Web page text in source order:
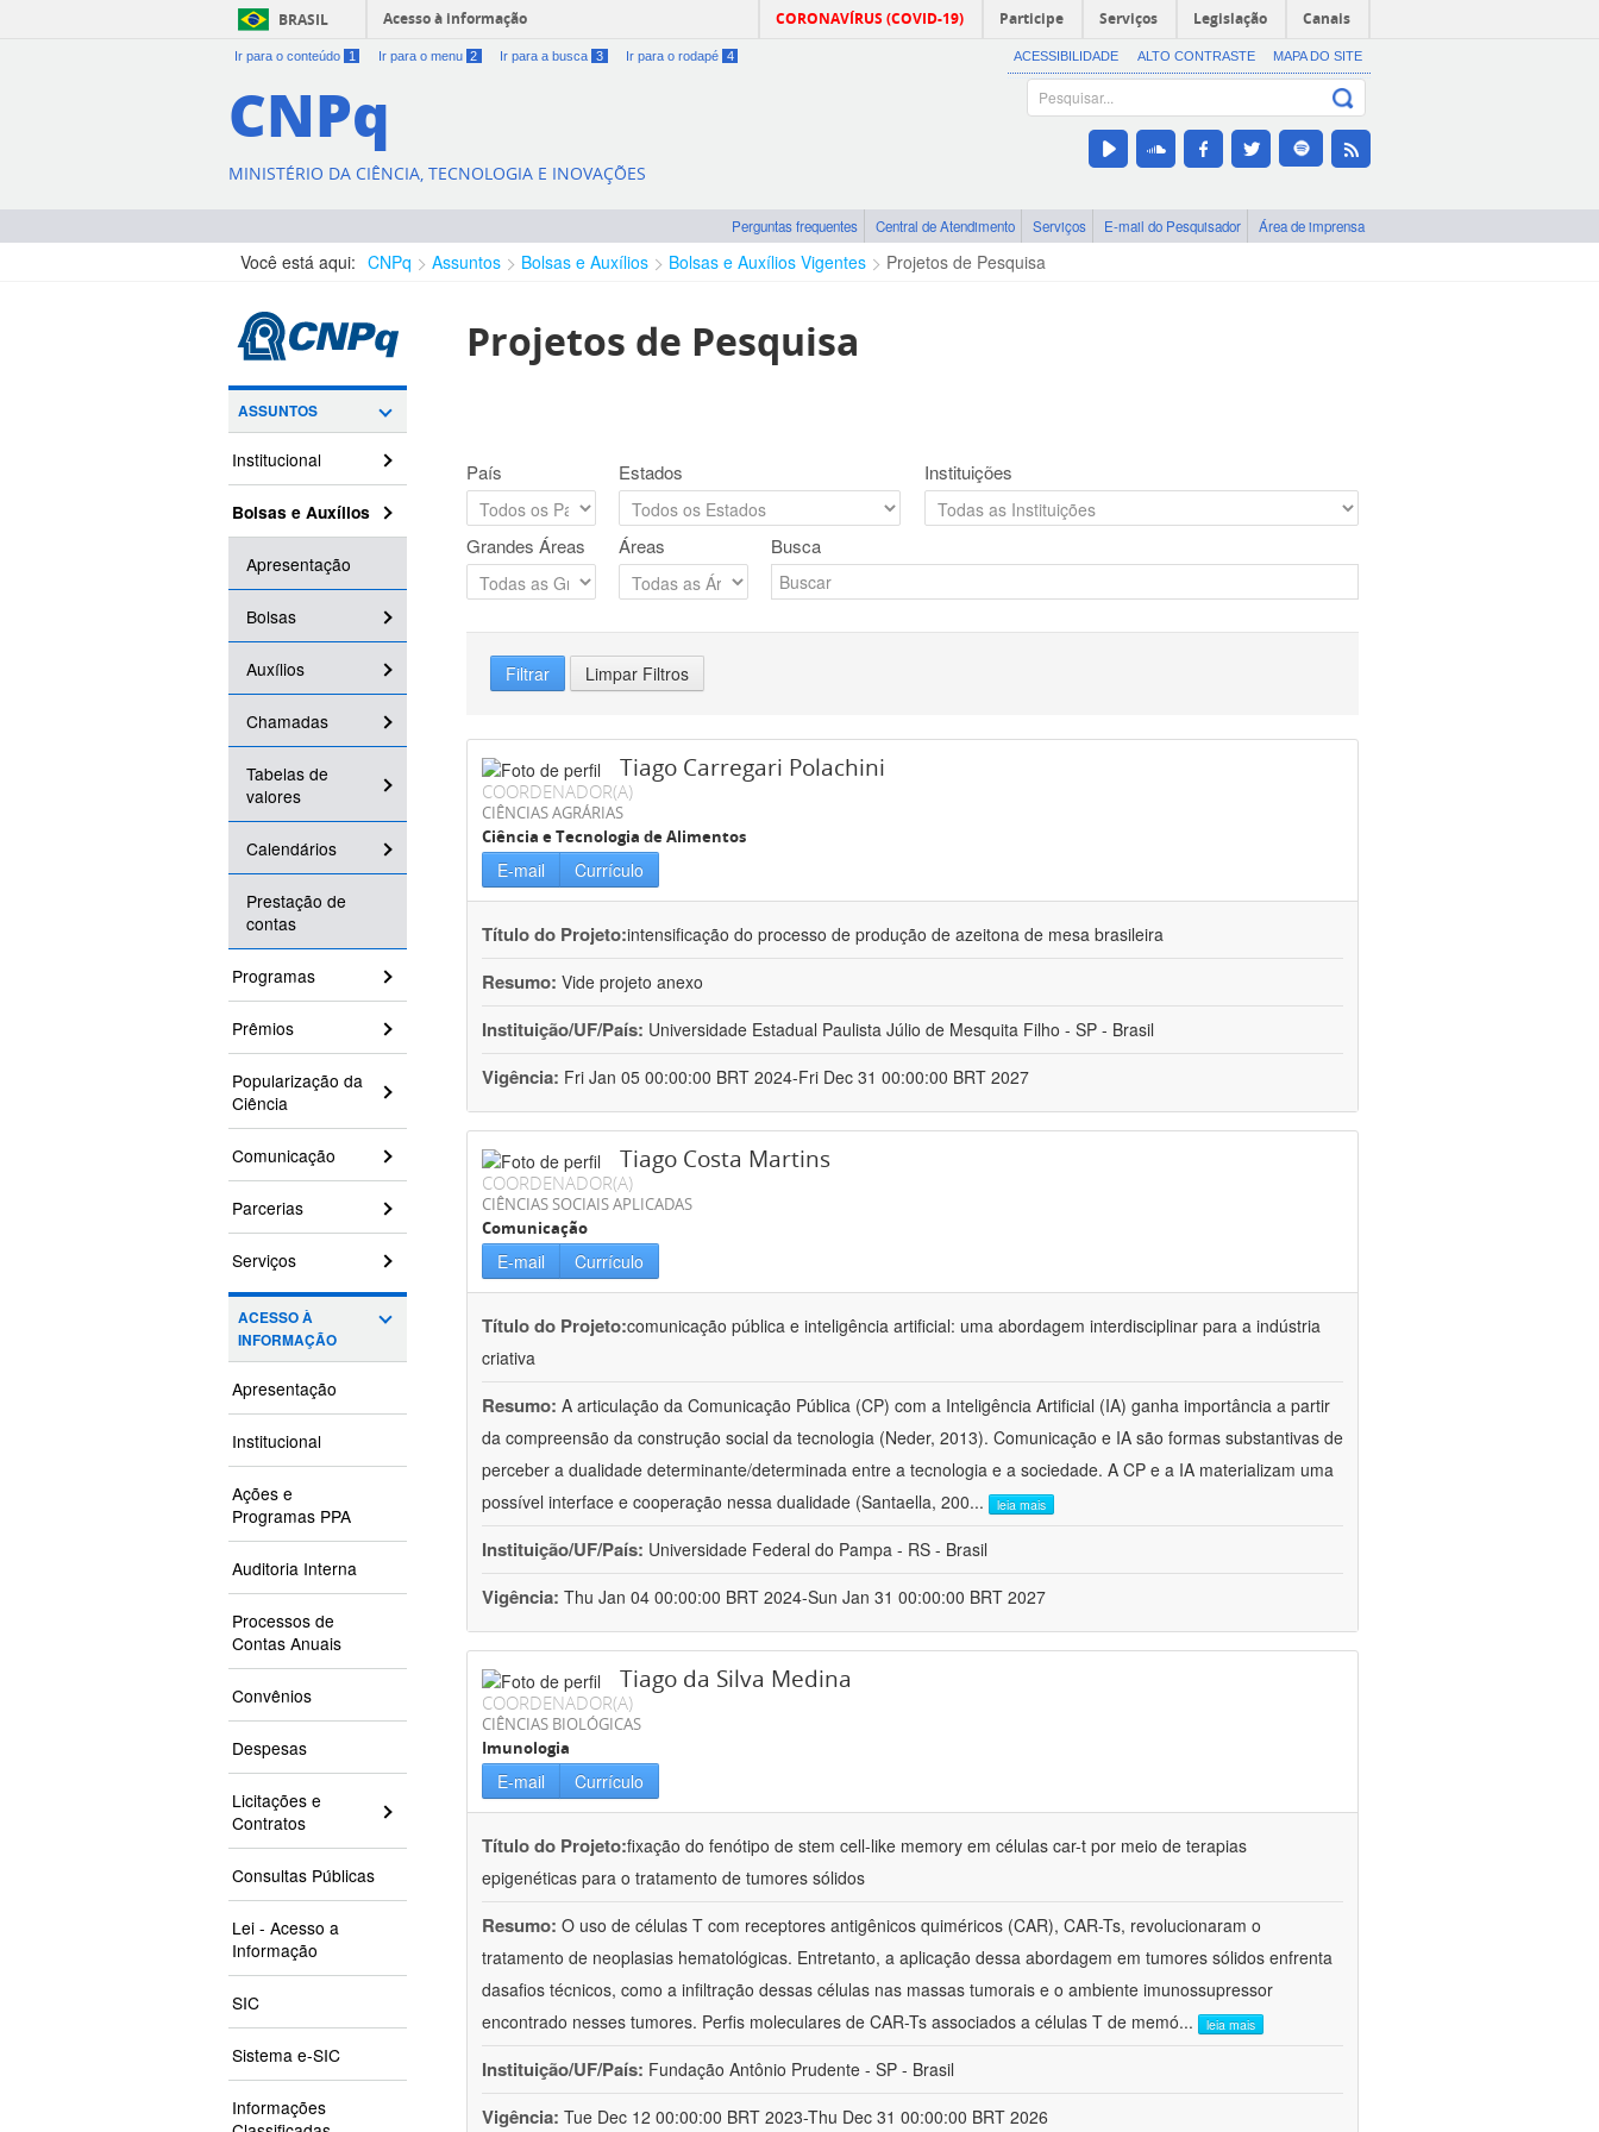
BRASIL Acesso à informação CORONAVÍRUS (COVID-19) Participe Serviços Legislação Canais
Ir para o conteúdo 1 Ir para o menu 2 Ir para a busca 3 Ir para o rodapé 4 ACESSIBILIDADE ALTO CONTRASTE MAPA DO SITE
CNPq
MINISTÉRIO DA CIÊNCIA, TECNOLOGIA E INOVAÇÕES
Perguntas frequentes Central de Atendimento Serviços E-mail do Pesquisador Área de imprensa
Você está aqui: CNPq Assuntos Bolsas e Auxílios Bolsas e Auxílios Vigentes Projetos de Pesquisa
ASSUNTOS
Institucional
Bolsas e Auxílios
Apresentação
Bolsas
Auxílios
Chamadas
Tabelas de
valores
Calendários
Prestação de
contas
Programas
Prêmios
Popularização da
Ciência
Comunicação
Parcerias
Serviços
ACESSO À
INFORMAÇÃO
Apresentação
Institucional
Ações e
Programas PPA
Auditoria Interna
Processos de
Contas Anuais
Convênios
Despesas
Licitações e
Contratos
Consultas Públicas
Lei - Acesso a
Informação
SIC
Sistema e-SIC
Informações
Projetos de Pesquisa
País Estados Instituições
Grandes Áreas Áreas Busca
Filtrar Limpar Filtros
Tiago Carregari Polachini
COORDENADOR(A)
CIÊNCIAS AGRÁRIAS
Ciência e Tecnologia de Alimentos
E-mail Currículo
Título do Projeto:intensificação do processo de produção de azeitona de mesa brasileira
Resumo: Vide projeto anexo
Instituição/UF/País: Universidade Estadual Paulista Júlio de Mesquita Filho - SP - Brasil
Vigência: Fri Jan 05 00:00:00 BRT 2024-Fri Dec 31 00:00:00 BRT 2027
Tiago Costa Martins
COORDENADOR(A)
CIÊNCIAS SOCIAIS APLICADAS
Comunicação
E-mail Currículo
Título do Projeto:comunicação pública e inteligência artificial: uma abordagem interdisciplinar para a indústria
criativa
Resumo: A articulação da Comunicação Pública (CP) com a Inteligência Artificial (IA) ganha importância a partir
da compreensão da construção social da tecnologia (Neder, 2013). Comunicação e IA são formas substantivas de
perceber a dualidade determinante/determinada entre a tecnologia e a sociedade. A CP e a IA materializam uma
possível interface e cooperação nessa dualidade (Santaella, 200... leia mais
Instituição/UF/País: Universidade Federal do Pampa - RS - Brasil
Vigência: Thu Jan 04 00:00:00 BRT 2024-Sun Jan 31 00:00:00 BRT 2027
Tiago da Silva Medina
COORDENADOR(A)
CIÊNCIAS BIOLÓGICAS
Imunologia
E-mail Currículo
Título do Projeto:fixação do fenótipo de stem cell-like memory em células car-t por meio de terapias
epigenéticas para o tratamento de tumores sólidos
Resumo: O uso de células T com receptores antigênicos quiméricos (CAR), CAR-Ts, revolucionaram o
tratamento de neoplasias hematológicas. Entretanto, a aplicação dessa abordagem em tumores sólidos enfrenta
dasafios técnicos, como a infiltração dessas células nas massas tumorais e o ambiente imunossupressor
encontrado nesses tumores. Perfis moleculares de CAR-Ts associados a células T de memó... leia mais
Instituição/UF/País: Fundação Antônio Prudente - SP - Brasil
Vigência: Tue Dec 12 00:00:00 BRT 2023-Thu Dec 31 00:00:00 BRT 2026